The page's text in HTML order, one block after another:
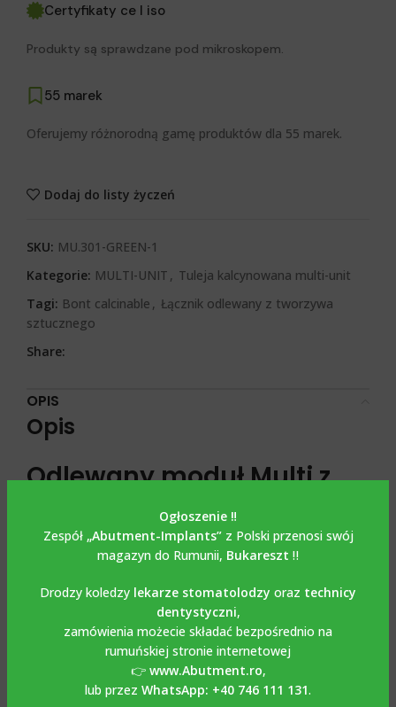
Ogłoszenie ‼️
Zespół „Abutment-Implants”z Polski przenosi swój
magazyn do Rumunii, Bukareszt ‼️
Drodzy koledzy lekarze stomatolodzy oraz technicy
dentystyczni,
zamówienia możecie składać bezpośrednio na
rumuńskiej stronie internetowej
👉 www.Abutment.ro,
lub przez WhatsApp: +40 746 111 131.
Certyfikaty ce I iso
Produkty są sprawdzane pod mikroskopem.
55 marek
Oferujemy różnorodną gamę produktów dla 55 marek.
Dodaj do listy życzeń
SKU: MU.301-GREEN-1
Kategorie: MULTI-UNIT , Tuleja kalcynowana multi-unit
Tagi: Bont calcinable , Łącznik odlewany z tworzywa
sztucznego
Share:
OPIS
Opis
Odlewany moduł Multi z
wkrętem / odlewany z
tworzywa sztucznego
moduł Multi kompatybilny
z 3i EXTERNAL HEX
Jednostka Multi odlewana przykręcana / Jednostka Multi
odlewana z tworzywa sztucznego kompatybilna z 3i
EXTERNAL HEX stosuje się do odlewów wykonanych ze